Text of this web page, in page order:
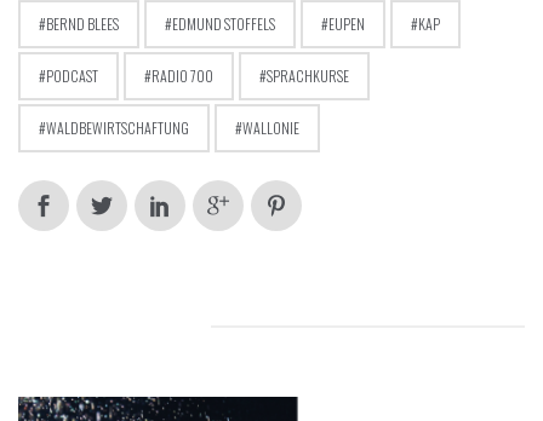
BERND BLEES EDMUND STOFFELS EUPEN KAP
PODCAST RADIO 700 SPRACHKURSE
WALDBEWIRTSCHAFTUNG WALLONIE